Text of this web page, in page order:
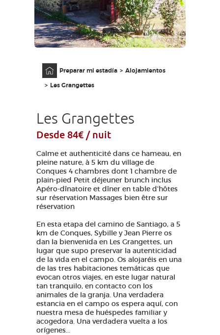
ES
Preparar mi estadía
Alojamientos
Les Grangettes
Les Grangettes
Desde 84€ / nuit
Calme et authenticité dans ce hameau, en
pleine nature, à 5 km du village de
Conques 4 chambres dont 1 chambre de
plain-pied Petit déjeuner brunch inclus
Apéro-dînatoire et dîner en table d'hôtes
sur réservation Massages bien être sur
réservation
En esta etapa del camino de Santiago, a 5
km de Conques, Sybille y Jean Pierre os
dan la bienvenida en Les Grangettes, un
lugar que supo preservar la autenticidad
de la vida en el campo. Os alojaréis en una
de las tres habitaciones temáticas que
evocan otros viajes, en este lugar natural
tan tranquilo, en contacto con los
animales de la granja. Una verdadera
estancia en el campo os espera aquí, con
nuestra mesa de huéspedes familiar y
acogedora. Una verdadera vuelta a los
orígenes...